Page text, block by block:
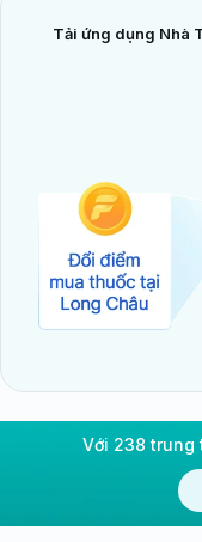
Tải ứng dụng Nhà
Với 238 trung